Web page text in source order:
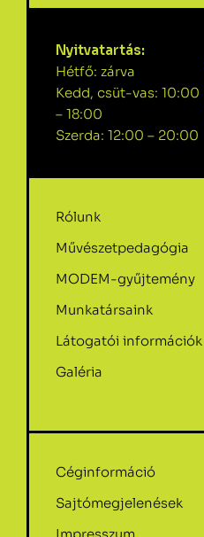
Nyitvatartás:
Hétfő: zárva
Kedd, csüt-vas: 10:00
– 18:00
Szerda: 12:00 – 20:00
Rólunk
Művészetpedagógia
MODEM-gyűjtemény
Munkatársaink
Látogatói információk
Galéria
Céginformáció
Sajtómegjelenések
Impresszum